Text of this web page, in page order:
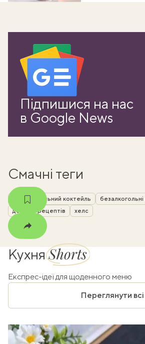
Підпишися на нас
в Google News
Смачні теги
безалкогольний коктейль безалкогольні
добірки рецептів
хелс
КухняShorts
Експрес-ідеї для щоденного меню
Переглянути всі